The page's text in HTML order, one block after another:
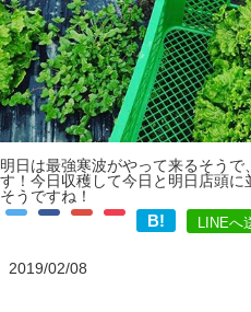
明日は最強寒波がやって来るそう
す！今日収穫して今日と明日店頭
そうですね！
B! LINEへ
2019/02/08